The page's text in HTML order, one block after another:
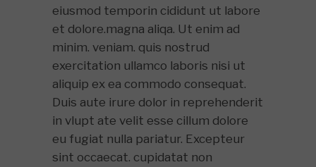
eiusmod temporin cididunt ut labore
et dolore.magna aliqa. Ut enim ad
minim. veniam. quis nostrud
exercitation ullamco laboris nisi ut
aliquip ex ea commodo consequat.
Duis aute irure dolor in reprehenderit
in vlupt ate velit esse cillum dolore
eu fugiat nulla pariatur. Excepteur
sint occaecat. cupidatat non